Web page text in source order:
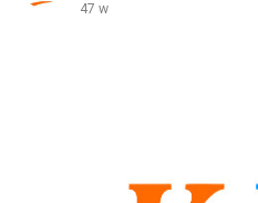
47 w